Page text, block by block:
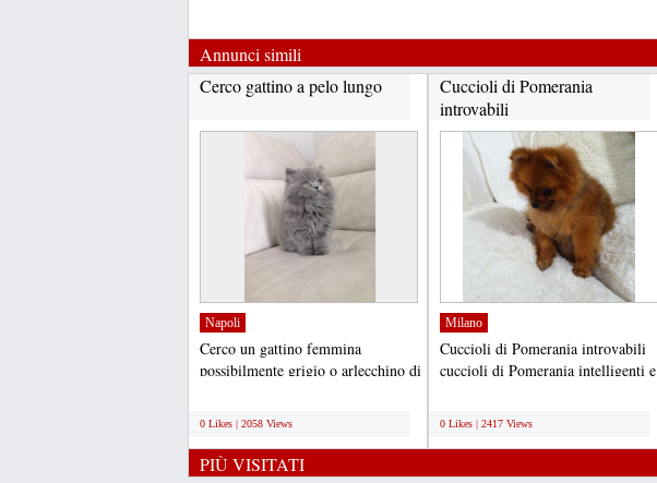
Annunci simili
Cerco gattino a pelo lungo
Napoli
Cerco un gattino femmina
possibilmente grigio o arlecchino di
0 Likes | 2058 Views
Cuccioli di Pomerania
introvabili
Milano
Cuccioli di Pomerania introvabili
cuccioli di Pomerania intelligenti e
0 Likes | 2417 Views
PIÙ VISITATI